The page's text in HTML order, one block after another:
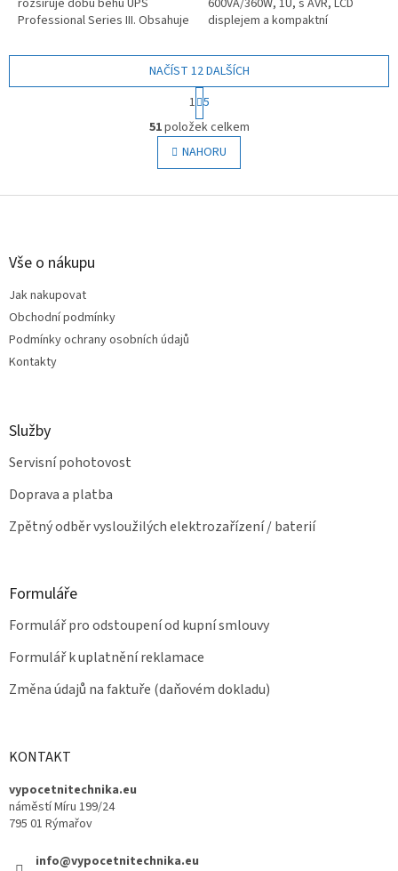
Professional Series III. Obsahuje
nabíječku a hot-swap výměnu.
displejem a kompaktní
ideální pro kancelářské
systémy.
O
v
l
á
a
NAČÍST 12 DALŠÍCH
S
t
r
á
n
k
v
1 5
51položek celkem
NAHORU
Z
Vše o nákupu
Jak nakupovat
Obchodní podmínky
Podmínky ochrany osobních údajů
Kontakty
Služby
Servisní pohotovost
Doprava a platba
Zpětný odběr vysloužilých elektrozařízení / baterií
Formuláře
Formulář pro odstoupení od kupní smlouvy
Formulář k uplatnění reklamace
Změna údajů na faktuře (daňovém dokladu)
KONTAKT
vypocetnitechnika.eu
náměstí Míru 199/24
795 01 Rýmařov
info@vypocetnitechnika.eu